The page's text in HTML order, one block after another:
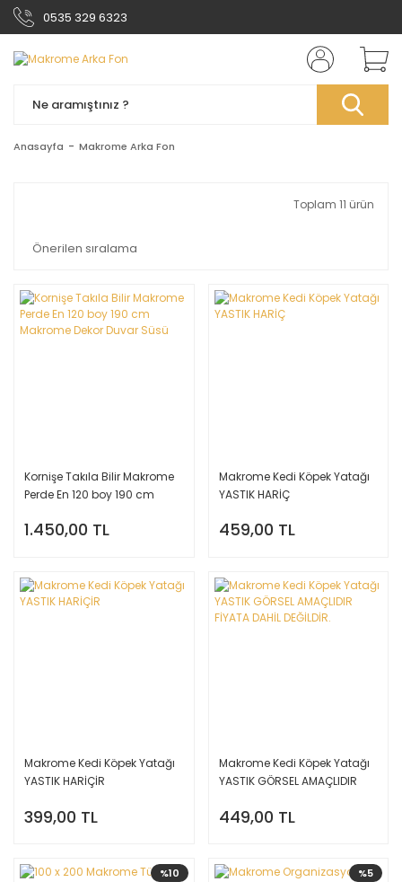
0535 329 6323
Anasayfa Makrome Arka Fon
Toplam 11 ürün
Kornişe Takıla Bilir Makrome
Perde En 120 boy 190 cm
1.450,00 TL
Makrome Kedi Köpek Yatağı
YASTIK HARİÇ
459,00 TL
Makrome Kedi Köpek Yatağı
YASTIK HARİÇİR
399,00 TL
Makrome Kedi Köpek Yatağı
YASTIK GÖRSEL AMAÇLIDIR
449,00 TL
%10 %5